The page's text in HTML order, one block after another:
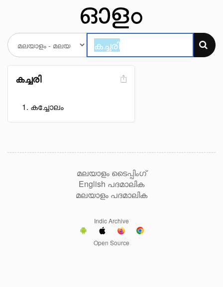
കച്ചരി
കച്ചോലം
മലയാളം ടൈപ്പിംഗ്
English പദമാലിക
മലയാളം പദമാലിക
Indic Archive
Open Source